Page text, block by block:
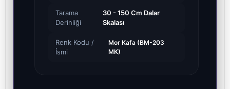
Tarama
Derinliği
30 - 150 Cm Dalar
Skalası
Renk Kodu /
İsmi
Mor Kafa (BM-203
MK)